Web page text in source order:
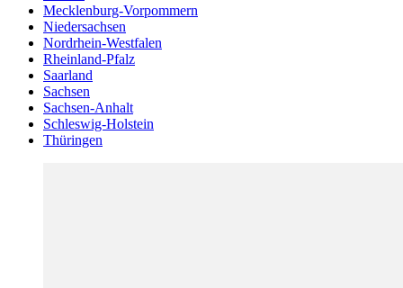
Mecklenburg-Vorpommern
Niedersachsen
Nordrhein-Westfalen
Rheinland-Pfalz
Saarland
Sachsen
Sachsen-Anhalt
Schleswig-Holstein
Thüringen